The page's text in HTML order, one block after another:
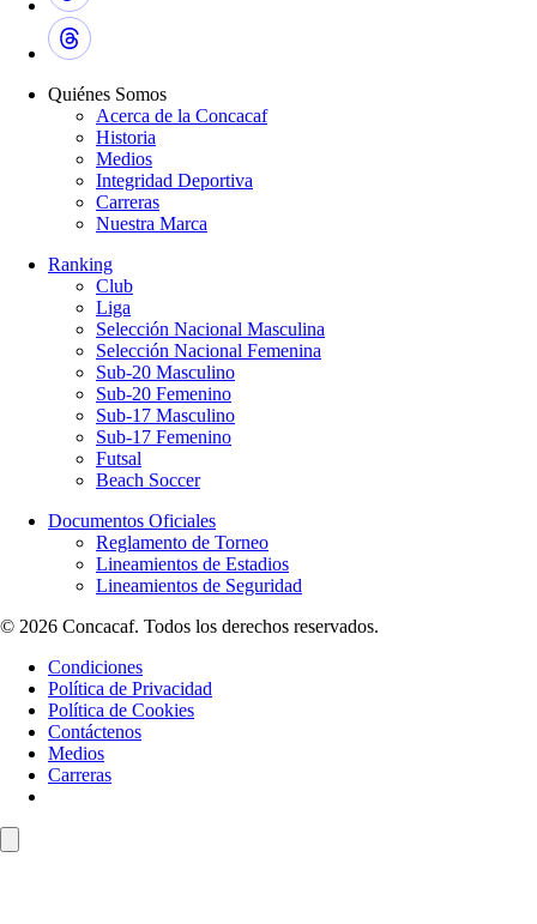
Quiénes Somos
Acerca de la Concacaf
Historia
Medios
Integridad Deportiva
Carreras
Nuestra Marca
Ranking
Club
Liga
Selección Nacional Masculina
Selección Nacional Femenina
Sub-20 Masculino
Sub-20 Femenino
Sub-17 Masculino
Sub-17 Femenino
Futsal
Beach Soccer
Documentos Oficiales
Reglamento de Torneo
Lineamientos de Estadios
Lineamientos de Seguridad
© 2026 Concacaf. Todos los derechos reservados.
Condiciones
Política de Privacidad
Política de Cookies
Contáctenos
Medios
Carreras